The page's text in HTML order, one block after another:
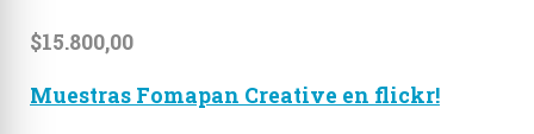
$15.800,00
Muestras Fomapan Creative en flickr!